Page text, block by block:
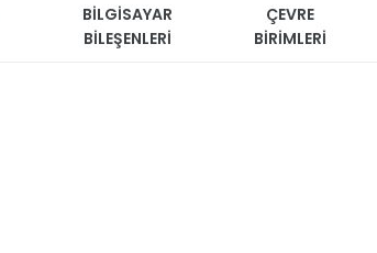
BİLGİSAYAR
BİLEŞENLERİ
ÇEVRE
BİRİMLERİ